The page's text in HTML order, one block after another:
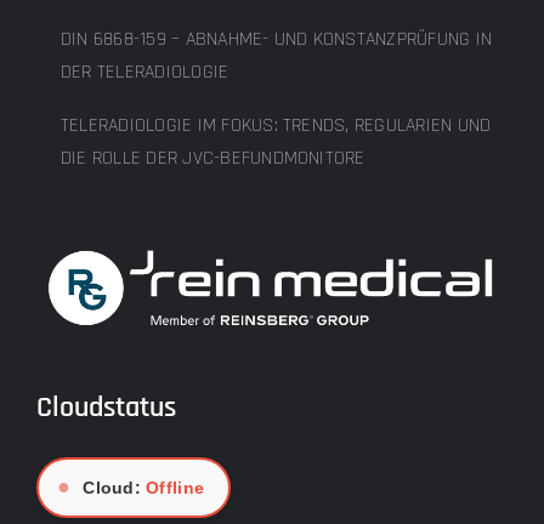
DIN 6868-159 – ABNAHME- UND KONSTANZPRÜFUNG IN
DER TELERADIOLOGIE
TELERADIOLOGIE IM FOKUS: TRENDS, REGULARIEN UND
DIE ROLLE DER JVC-BEFUNDMONITORE
Cloudstatus
● Cloud:Offline